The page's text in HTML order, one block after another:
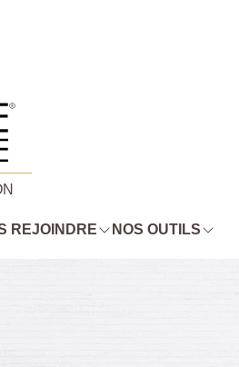
REJOINDRE NOS OUTILS